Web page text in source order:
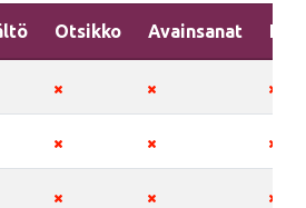
Otsikko Avainsanat